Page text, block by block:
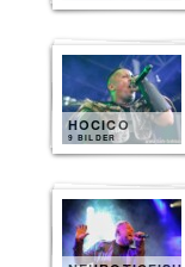
HOCICO
9 BILDER